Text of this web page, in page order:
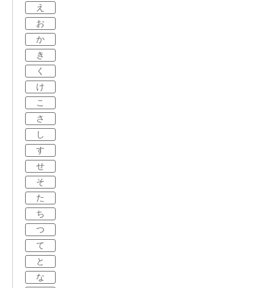
え
お
か
き
く
け
こ
さ
し
す
せ
そ
た
ち
つ
て
と
な